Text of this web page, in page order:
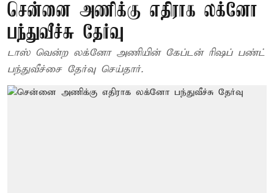
சென்னை அணிக்கு எதிராக லக்னோ
பந்துவீச்சு தேர்வு
டாஸ் வென்ற லக்னோ அணியின் கேப்டன் ரிஷப் பண்ட்
பந்துவீச்சை தேர்வு செய்தார்.